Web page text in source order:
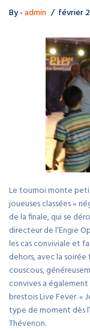
By -admin février
Le tournoi monte
joueuses classées «
de la finale, qui se
directeur de l’Engie
les cas conviviale et
dehors, avec la
couscous,
convives a
brestois Live Fever. «
type de moment dès
Thévenon.